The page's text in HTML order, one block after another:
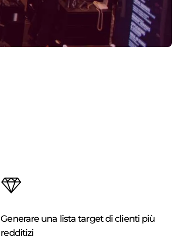
Generare una lista target di clienti più
redditizi